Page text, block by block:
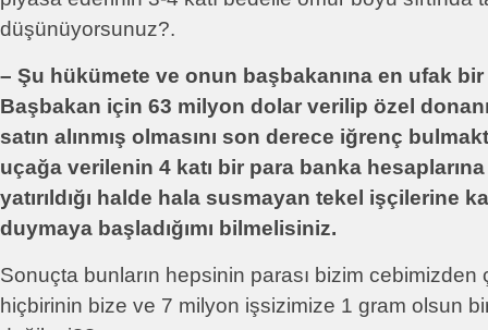
düşünüyorsunuz?.
– Şu hükümete ve onun başbakanına en ufak
Başbakan için 63 milyon dolar verilip özel
satın alınmış olmasını son derece iğrenç
uçağa verilenin 4 katı bir para banka
yatırıldığı halde hala susmayan tekel işçilerine
duymaya başladığımı bilmelisiniz.
Sonuçta bunların hepsinin parası bizim cebimizden
hiçbirinin bize ve 7 milyon işsizimize 1 gram olsun